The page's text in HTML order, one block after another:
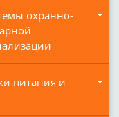
охранно-
питания и